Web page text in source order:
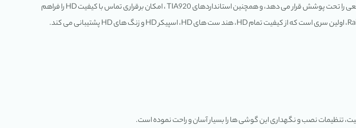
سری Rainbow، بالاترین کارایی را ارائه داده است. این گوشی ها با پشتیبانی از کدک G.722، که طیف وسیعی را تحت پوشش قرار می دهد، و همچنین استانداردهای TIA920 ، امکان برقراری تماس با کیفیت HD را فراهم